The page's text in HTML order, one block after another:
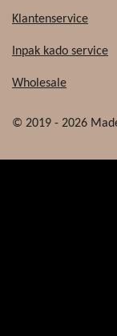
Klantenservice
Inpak kado service
Wholesale
© 2019 - 2026